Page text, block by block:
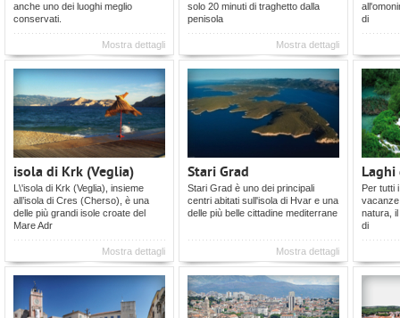
anche uno dei luoghi meglio
conservati.
Mostra dettagli
solo 20 minuti di traghetto dalla
penisola
Mostra dettagli
di
isola di Krk (Veglia)
L\'isola di Krk (Veglia), insieme
all’isola di Cres (Cherso), è una
delle più grandi isole croate del
Mare Adr
Mostra dettagli
Stari Grad
Stari Grad è uno dei principali
centri abitati sull'isola di Hvar e una
delle più belle cittadine mediterrane
Mostra dettagli
Per tutti
natura,
di